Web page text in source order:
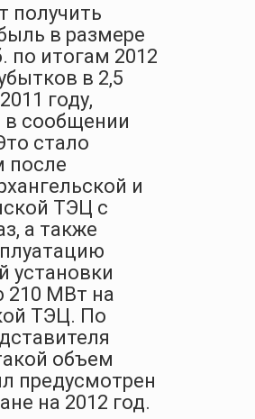
получить
в размере
по итогам 2012
в 2,5
году,
в сообщении
стало
после
и
ТЭЦ с
а также
установки
МВт на
ТЭЦ. По
объем
предусмотрен
на 2012 год.